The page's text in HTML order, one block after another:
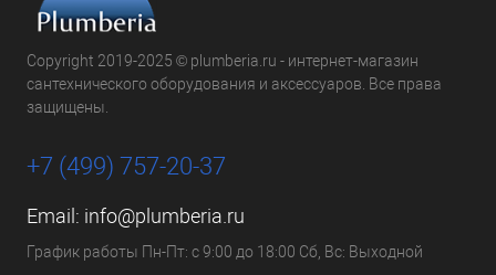
Copyright 2019-2025 © plumberia.ru - интернет-магазин
сантехнического оборудования и аксессуаров. Все права
защищены.
+7 (499) 757-20-37
Email: info@plumberia.ru
График работы Пн-Пт: с 9:00 до 18:00 Сб, Вс: Выходной